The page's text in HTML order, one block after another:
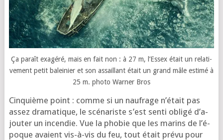
Ça paraît exa­gé­ré, mais en fait non : à 27 m, l’Essex était un rela­ti­
ve­ment petit balei­nier et son assaillant était un grand mâle esti­mé à
25 m. pho­to Warner Bros
Cinquième point : comme si un nau­frage n’é­tait pas
assez dra­ma­tique, le scé­na­riste s’est sen­ti obli­gé d’a­
jou­ter un incen­die. Vue la pho­bie que les marins de l’é­
poque avaient vis-à-vis du feu, tout était pré­vu pour